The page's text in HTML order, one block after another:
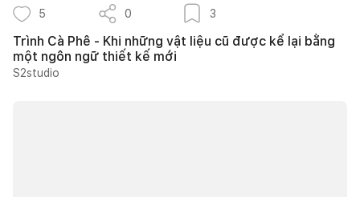
5 0 3
Trình Cà Phê - Khi những vật liệu cũ được kể lại bằng
một ngôn ngữ thiết kế mới
S2studio